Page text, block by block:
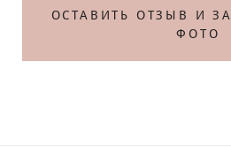
ОСТАВИТЬ ОТЗЫВ И
ФОТО